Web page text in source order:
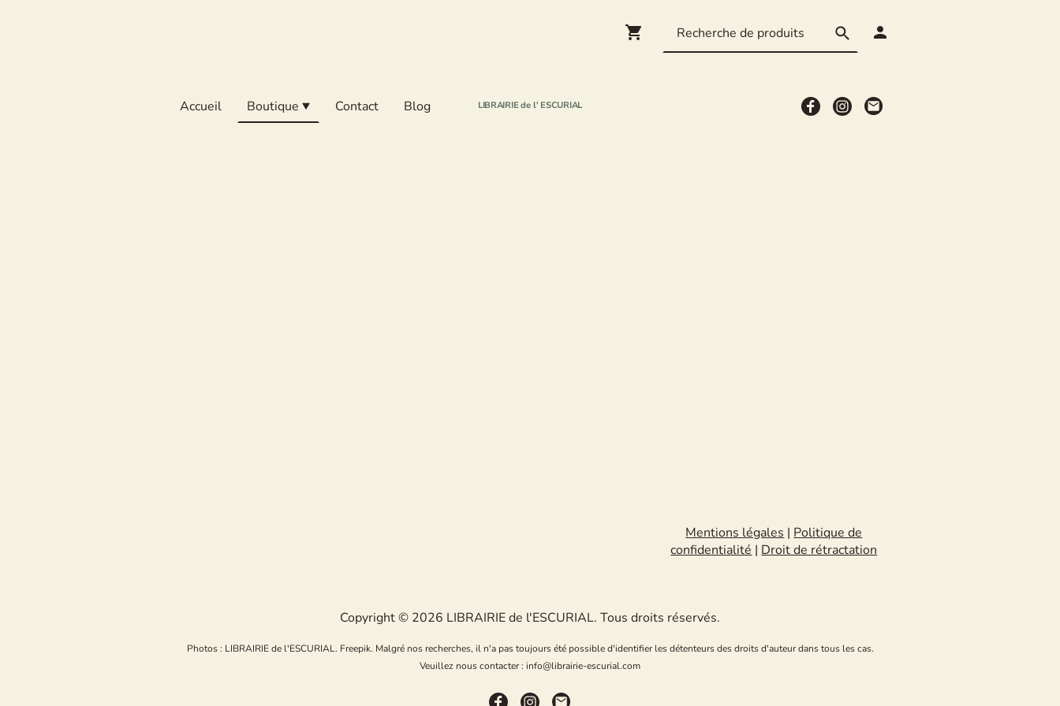
Accueil Boutique Contact Blog LIBRAIRIE de l' ESCURIAL
Mentions légales|Politique de
confidentialité|Droit de rétractation
Copyright © 2026 LIBRAIRIE de l'ESCURIAL. Tous droits réservés.
Photos : LIBRAIRIE de l'ESCURIAL. Freepik. Malgré nos recherches, il n'a pas toujours été possible d'identifier les détenteurs des droits d'auteur dans tous les cas.
Veuillez nous contacter : info@librairie-escurial.com